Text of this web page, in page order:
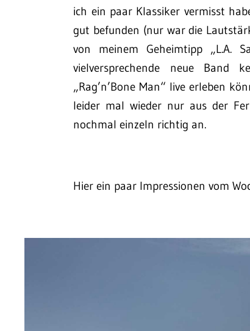
ich ein paar Klassiker vermisst
gut befunden (nur war die
von meinem Geheimtipp „L.A.
vielversprechende neue Band
„Rag’n’Bone Man“ live erleben
leider mal wieder nur aus der
nochmal einzeln richtig an.
Hier ein paar Impressionen vom